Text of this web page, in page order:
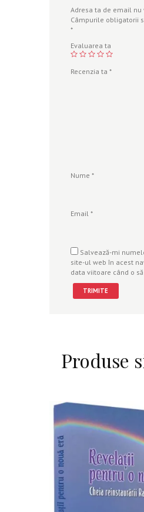
Adresa ta de email nu
Câmpurile obligatorii
*
Evaluarea ta
Recenzia ta *
Nume *
Email *
Salvează-mi
site-ul web în acest
data viitoare când o
Produse